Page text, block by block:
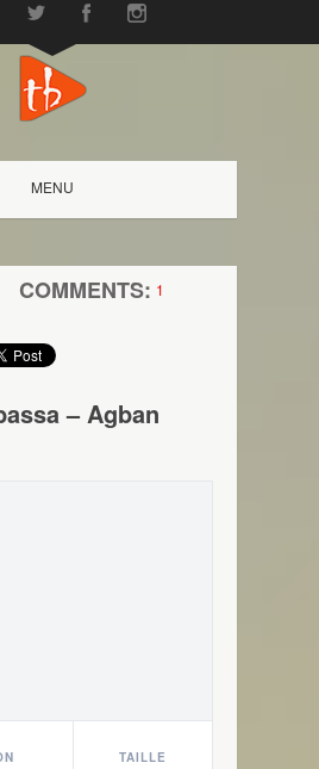
MENU
COMMENTS: 1
– Agban
TAILLE